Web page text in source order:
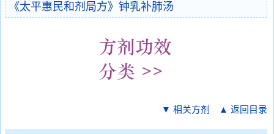
《太平惠民和剂局方》钟乳补肺汤
▼ 相关方剂 ▲ 返回目录